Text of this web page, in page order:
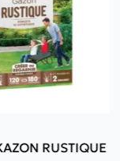
RUSTIQUE